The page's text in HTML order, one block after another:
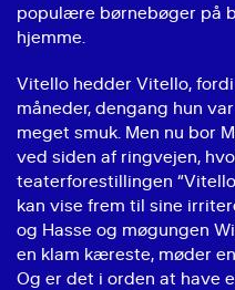
populære børnebøger på
hjemme.
Vitello hedder Vitello,
måneder, dengang hun
meget smuk. Men nu bor
ved siden af ringvejen,
teaterforestillingen
kan vise frem til sine
og Hasse og møgungen
en klam kæreste, møder
Og er det i orden at have